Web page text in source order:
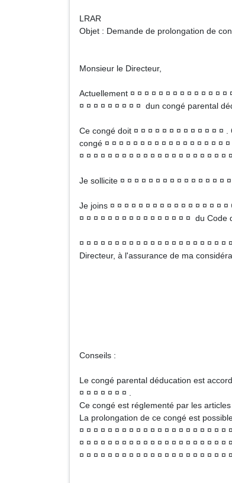
LRAR
Objet : Demande de prolongation de
Monsieur le Directeur,
Actuellement ¤ ¤ ¤ ¤ ¤ ¤ ¤ ¤ ¤ ¤ ¤ ¤ ¤
¤ ¤ ¤ ¤ ¤ ¤ ¤ ¤ ¤ dun congé parental
Ce congé doit ¤ ¤ ¤ ¤ ¤ ¤ ¤ ¤ ¤ ¤ ¤ ¤ ¤
congé ¤ ¤ ¤ ¤ ¤ ¤ ¤ ¤ ¤ ¤ ¤ ¤ ¤ ¤ ¤ ¤ ¤
¤ ¤ ¤ ¤ ¤ ¤ ¤ ¤ ¤ ¤ ¤ ¤ ¤ ¤ ¤ ¤ ¤ ¤ ¤ ¤ ¤
Je sollicite ¤ ¤ ¤ ¤ ¤ ¤ ¤ ¤ ¤ ¤ ¤ ¤ ¤ ¤ ¤
Je joins ¤ ¤ ¤ ¤ ¤ ¤ ¤ ¤ ¤ ¤ ¤ ¤ ¤ ¤ ¤ ¤
¤ ¤ ¤ ¤ ¤ ¤ ¤ ¤ ¤ ¤ ¤ ¤ ¤ ¤ ¤ ¤ du Code
¤ ¤ ¤ ¤ ¤ ¤ ¤ ¤ ¤ ¤ ¤ ¤ ¤ ¤ ¤ ¤ ¤ ¤ ¤ ¤ ¤
Directeur, à l'assurance de ma
Conseils :
Le congé parental déducation est
¤ ¤ ¤ ¤ ¤ ¤ ¤ .
Ce congé est réglementé par les
La prolongation de ce congé est
¤ ¤ ¤ ¤ ¤ ¤ ¤ ¤ ¤ ¤ ¤ ¤ ¤ ¤ ¤ ¤ ¤ ¤ ¤ ¤ ¤
¤ ¤ ¤ ¤ ¤ ¤ ¤ ¤ ¤ ¤ ¤ ¤ ¤ ¤ ¤ ¤ ¤ ¤ ¤ ¤ ¤
¤ ¤ ¤ ¤ ¤ ¤ ¤ ¤ ¤ ¤ ¤ ¤ ¤ ¤ ¤ ¤ ¤ ¤ ¤ ¤ ¤